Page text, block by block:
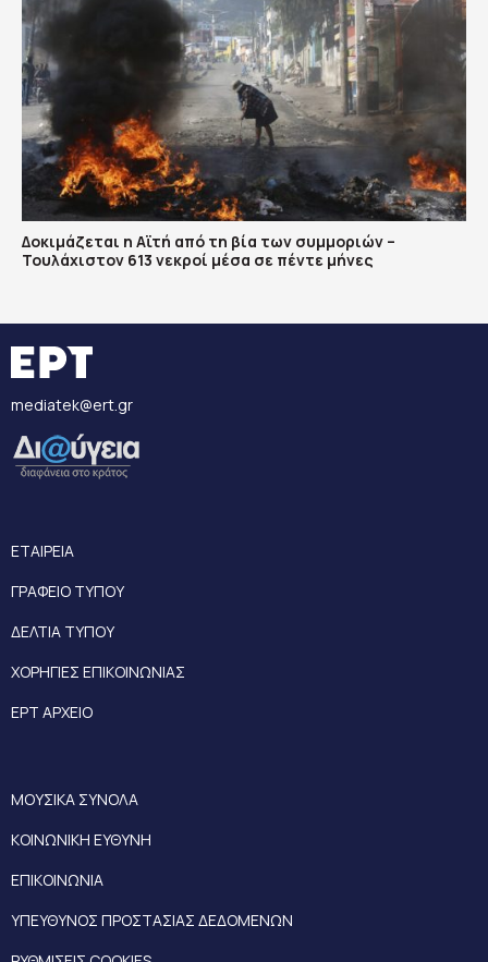
Δοκιμάζεται η Αϊτή από τη βία των συμμοριών –
Τουλάχιστον 613 νεκροί μέσα σε πέντε μήνες
mediatek@ert.gr
ΕΤΑΙΡΕΙΑ
ΓΡΑΦΕΙΟ ΤΥΠΟΥ
ΔΕΛΤΙΑ ΤΥΠΟΥ
ΧΟΡΗΓΙΕΣ ΕΠΙΚΟΙΝΩΝΙΑΣ
ΕΡΤ ΑΡΧΕΙΟ
ΜΟΥΣΙΚΑ ΣΥΝΟΛΑ
ΚΟΙΝΩΝΙΚΗ ΕΥΘΥΝΗ
ΕΠΙΚΟΙΝΩΝΙΑ
ΥΠΕΥΘΥΝΟΣ ΠΡΟΣΤΑΣΙΑΣ ΔΕΔΟΜΕΝΩΝ